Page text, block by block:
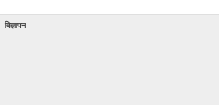
विज्ञापन